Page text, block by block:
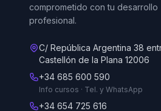
comprometido con tu desarrollo
profesional.
C/ República Argentina 38
Castellón de la Plana 12006
+34 685 600 590
Info cursos · Tel. y WhatsApp
+34 654 725 616